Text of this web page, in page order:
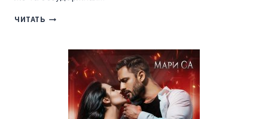
ЧИТАТЬ НЕ
(ОЛЬГА
ПЯТНИЦА)